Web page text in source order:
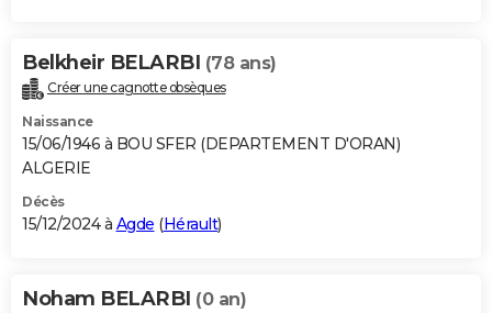
Belkheir BELARBI (78 ans)
Créer une cagnotte obsèques
Naissance
15/06/1946 à BOU SFER (DEPARTEMENT D'ORAN)
ALGERIE
Décès
15/12/2024 à Agde (Hérault)
Noham BELARBI (0 an)